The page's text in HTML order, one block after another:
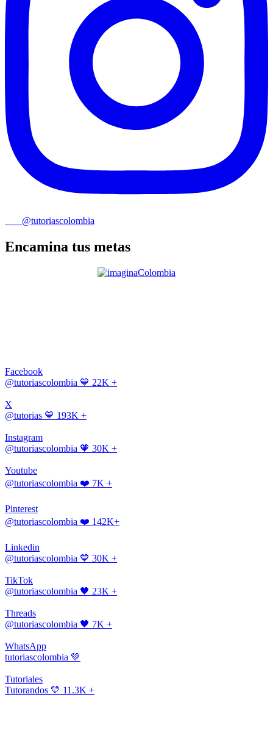
@tutoriascolombia
Encamina tus metas
Facebook
@tutoriascolombia 💙 22K +
X
@tutorias 💙 193K +
Instagram
@tutoriascolombia 🧡 30K +
Youtube
@tutoriascolombia ❤️ 7K +
Pinterest
@tutoriascolombia ❤️ 142K+
Linkedin
@tutoriascolombia 💙 30K +
TikTok
@tutoriascolombia 🖤 23K +
Threads
@tutoriascolombia 🖤 7K +
WhatsApp
tutoriascolombia 💚
Tutoriales
Tutorandos 💛 11.3K +